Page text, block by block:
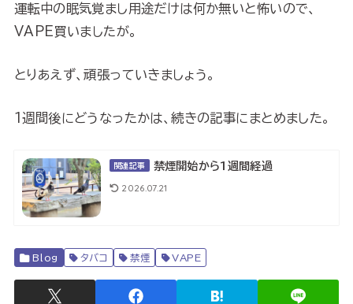
運転中の眠気覚まし用途だけは何か無いと怖いので、
VAPE買いましたが。
とりあえず、頑張っていきましょう。
1週間後にどうなったかは、続きの記事にまとめました。
関連記事 禁煙開始から1週間経過
2026.07.21
Blog タバコ 禁煙 VAPE